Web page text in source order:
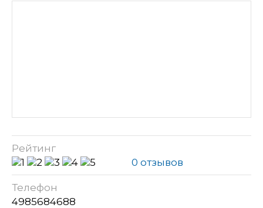
Рейтинг
0 отзывов
Телефон
4985684688